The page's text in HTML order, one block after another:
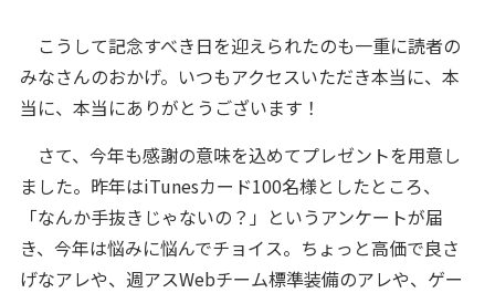
こうして記念すべき日を迎えられたのも一重に読者の
みなさんのおかげ。いつもアクセスいただき本当に、本
当に、本当にありがとうございます！
さて、今年も感謝の意味を込めてプレゼントを用意し
ました。昨年はiTunesカード100名様としたところ、
「なんか手抜きじゃないの？」というアンケートが届
き、今年は悩みに悩んでチョイス。ちょっと高価で良さ
げなアレや、週アスWebチーム標準装備のアレや、ゲー